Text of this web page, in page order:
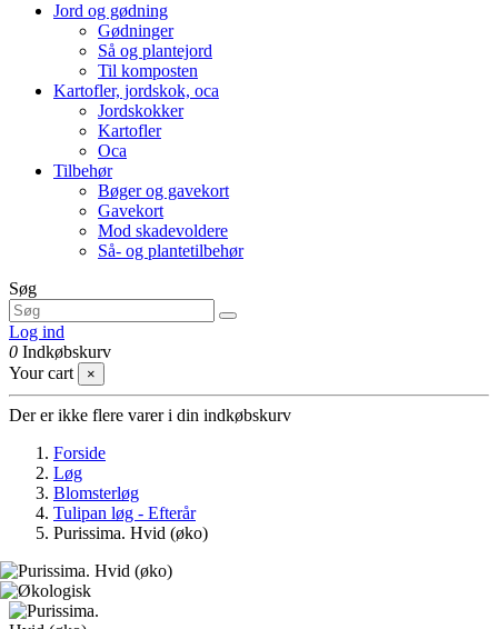
Jord og gødning
Gødninger
Så og plantejord
Til komposten
Kartofler, jordskok, oca
Jordskokker
Kartofler
Oca
Tilbehør
Bøger og gavekort
Gavekort
Mod skadevoldere
Så- og plantetilbehør
Søg
Log ind
0 Indkøbskurv
Your cart
×
Der er ikke flere varer i din indkøbskurv
Forside
Løg
Blomsterløg
Tulipan løg - Efterår
Purissima. Hvid (øko)